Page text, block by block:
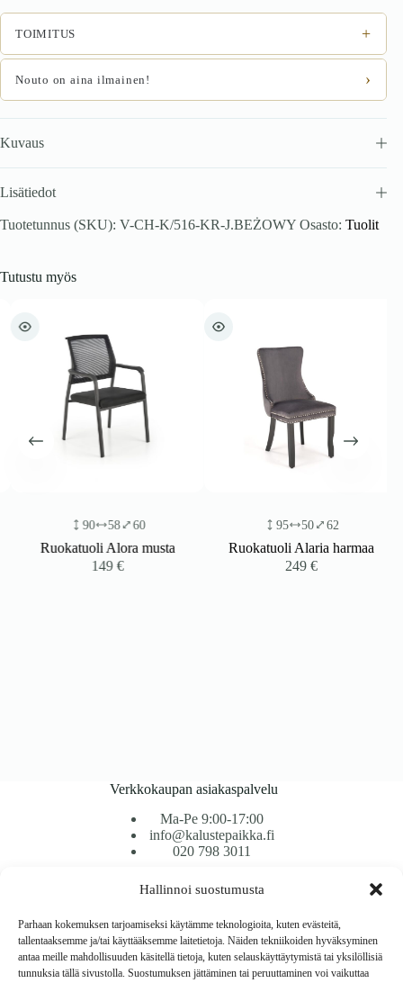
Hallinnoi suostumusta
Parhaan kokemuksen tarjoamiseksi käytämme teknologioita, kuten evästeitä,
tallentaaksemme ja/tai käyttääksemme laitetietoja. Näiden tekniikoiden hyväksyminen
antaa meille mahdollisuuden käsitellä tietoja, kuten selauskäyttäytymistä tai yksilöllisiä
tunnuksia tällä sivustolla. Suostumuksen jättäminen tai peruuttaminen voi vaikuttaa
TOIMITUS +
Nouto on aina ilmainen! ›
Kuvaus
Lisätiedot
Tuotetunnus (SKU): V-CH-K/516-KR-J.BEŻOWY Osasto: Tuolit
Tutustu myös
90 58 60
Ruokatuoli Alora musta
149€
95 50 62
Ruokatuoli Alaria harmaa
249€
Verkkokaupan asiakaspalvelu
Ma-Pe 9:00-17:00
info@kalustepaikka.fi
020 798 3011
Tavarantoimitus / Maksutavat
Toimitustavat
Maksutavat
Vaihto ja palautus
Reklamaatiot